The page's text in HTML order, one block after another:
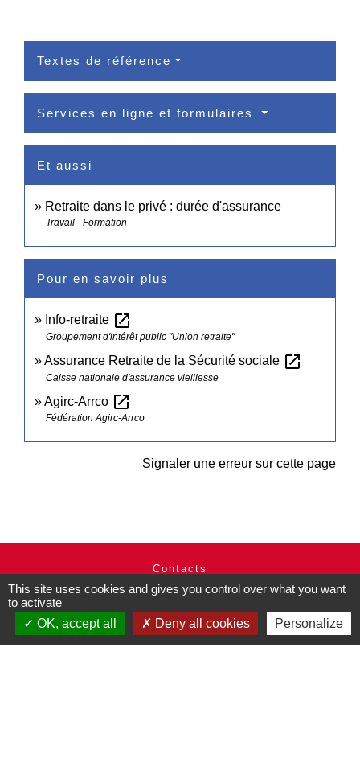
Textes de référence
Services en ligne et formulaires
Et aussi
Retraite dans le privé : durée d'assurance
Travail - Formation
Pour en savoir plus
Info-retraite open_in_new
Groupement d'intérêt public "Union retraite"
Assurance Retraite de la Sécurité sociale open_in_new
Caisse nationale d'assurance vieillesse
Agirc-Arrco open_in_new
Fédération Agirc-Arrco
Signaler une erreur sur cette page
Contacts
Commune de Pullay
27130 Pullay - FRANCE
+33 2 32 32 18 58
This site uses cookies and gives you control over what you want
to activate
OK, accept all
Deny all cookies Personalize